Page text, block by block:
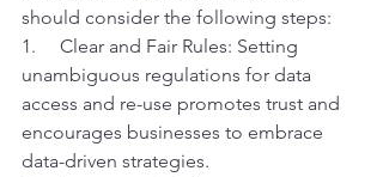
should consider the following steps:
1.     Clear and Fair Rules: Setting
unambiguous regulations for data
access and re-use promotes trust and
encourages businesses to embrace
data-driven strategies.